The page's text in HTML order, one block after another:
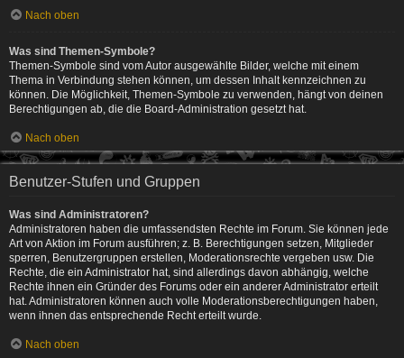
Nach oben
Was sind Themen-Symbole?
Themen-Symbole sind vom Autor ausgewählte Bilder, welche mit einem
Thema in Verbindung stehen können, um dessen Inhalt kennzeichnen zu
können. Die Möglichkeit, Themen-Symbole zu verwenden, hängt von deinen
Berechtigungen ab, die die Board-Administration gesetzt hat.
Nach oben
Benutzer-Stufen und Gruppen
Was sind Administratoren?
Administratoren haben die umfassendsten Rechte im Forum. Sie können jede
Art von Aktion im Forum ausführen; z. B. Berechtigungen setzen, Mitglieder
sperren, Benutzergruppen erstellen, Moderationsrechte vergeben usw. Die
Rechte, die ein Administrator hat, sind allerdings davon abhängig, welche
Rechte ihnen ein Gründer des Forums oder ein anderer Administrator erteilt
hat. Administratoren können auch volle Moderationsberechtigungen haben,
wenn ihnen das entsprechende Recht erteilt wurde.
Nach oben